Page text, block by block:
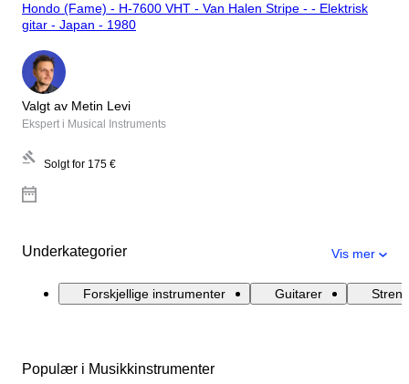
Hondo (Fame) - H-7600 VHT - Van Halen Stripe - - Elektrisk
gitar - Japan - 1980
Valgt av Metin Levi
Ekspert i Musical Instruments
Solgt for 175 €
Underkategorier Vis mer
Forskjellige instrumenter Guitarer
Populær i Musikkinstrumenter